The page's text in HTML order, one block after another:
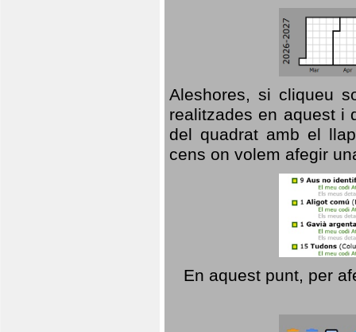
Aleshores, si cliqueu
realitzades en aquest i
del quadrat amb el
cens on volem afegir
En aquest punt, per